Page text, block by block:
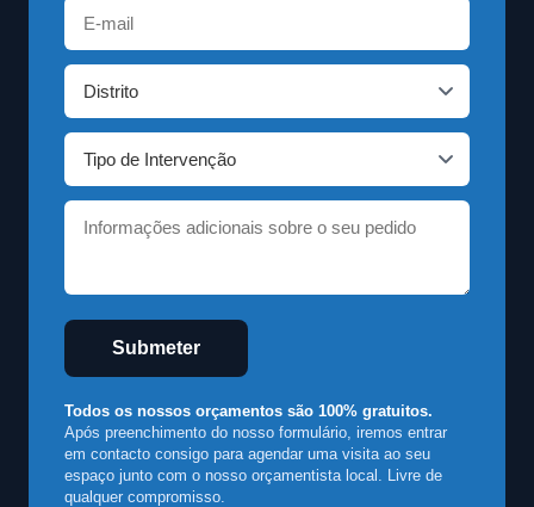
Submeter
Todos os nossos orçamentos são 100% gratuitos.
Após preenchimento do nosso formulário, iremos entrar
em contacto consigo para agendar uma visita ao seu
espaço junto com o nosso orçamentista local. Livre de
qualquer compromisso.